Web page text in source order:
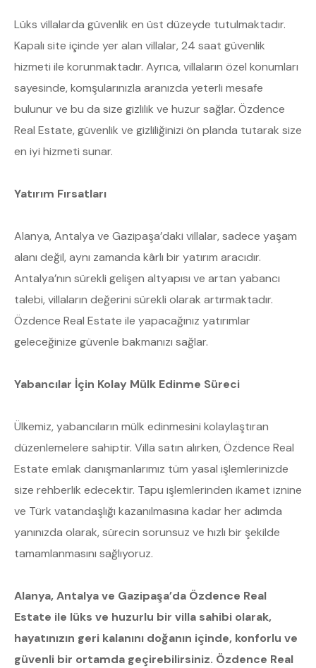
Lüks villalarda güvenlik en üst düzeyde tutulmaktadır.
Kapalı site içinde yer alan villalar, 24 saat güvenlik
hizmeti ile korunmaktadır. Ayrıca, villaların özel konumları
sayesinde, komşularınızla aranızda yeterli mesafe
bulunur ve bu da size gizlilik ve huzur sağlar. Özdence
Real Estate, güvenlik ve gizliliğinizi ön planda tutarak size
en iyi hizmeti sunar.
Yatırım Fırsatları
Alanya, Antalya ve Gazipaşa’daki villalar, sadece yaşam
alanı değil, aynı zamanda kârlı bir yatırım aracıdır.
Antalya’nın sürekli gelişen altyapısı ve artan yabancı
talebi, villaların değerini sürekli olarak artırmaktadır.
Özdence Real Estate ile yapacağınız yatırımlar
geleceğinize güvenle bakmanızı sağlar.
Yabancılar İçin Kolay Mülk Edinme Süreci
Ülkemiz, yabancıların mülk edinmesini kolaylaştıran
düzenlemelere sahiptir. Villa satın alırken, Özdence Real
Estate emlak danışmanlarımız tüm yasal işlemlerinizde
size rehberlik edecektir. Tapu işlemlerinden ikamet iznine
ve Türk vatandaşlığı kazanılmasına kadar her adımda
yanınızda olarak, sürecin sorunsuz ve hızlı bir şekilde
tamamlanmasını sağlıyoruz.
Alanya, Antalya ve Gazipaşa’da Özdence Real
Estate ile lüks ve huzurlu bir villa sahibi olarak,
hayatınızın geri kalanını doğanın içinde, konforlu ve
güvenli bir ortamda geçirebilirsiniz. Özdence Real